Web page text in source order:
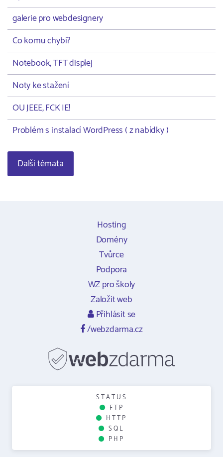
galerie pro webdesignery
Co komu chybí?
Notebook, TFT displej
Noty ke stažení
OU JEEE, FCK IE!
Problém s instalací WordPress ( z nabídky )
Další témata
Hosting
Domény
Tvůrce
Podpora
WZ pro školy
Založit web
Přihlásit se
/webzdarma.cz
STATUS
FTP
HTTP
SQL
PHP